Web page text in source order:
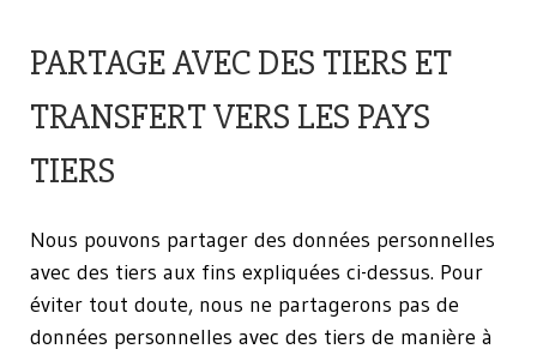
PARTAGE AVEC DES TIERS ET
TRANSFERT VERS LES PAYS
TIERS
Nous pouvons partager des données personnelles
avec des tiers aux fins expliquées ci-dessus. Pour
éviter tout doute, nous ne partagerons pas de
données personnelles avec des tiers de manière à